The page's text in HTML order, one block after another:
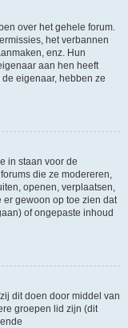
over het gehele forum.
het verbannen
enz. Hun
aan hen heeft
eigenaar, hebben ze
in staan voor de
die ze modereren,
openen, verplaatsen,
gewoon op toe zien dat
of ongepaste inhoud
dit doen door middel van
groepen lid zijn (dit